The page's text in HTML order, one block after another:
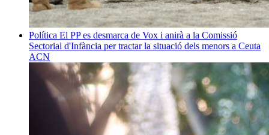
Política El PP es desmarca de Vox i anirà a la Comissió
Sectorial d'Infància per tractar la situació dels menors a Ceuta
ACN